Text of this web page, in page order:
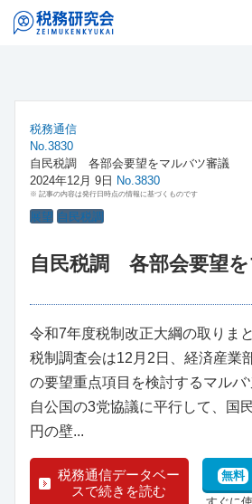
税務通信
No.3830
自民税調 各部会要望をマルバツ審議
2024年12月 9日 No.3830
※ 記事の内容は発行日時点の情報に基づくものです
展望 自民税調
自民税調 各部会要望
令和7年度税制改正大綱の取りま
税制調査会は12月2日、経済産業
の要望重点項目を検討するマルバ
自公国の3党協議に平行して、国
円の壁...
税務通信データベー
スで続きを読む
無料